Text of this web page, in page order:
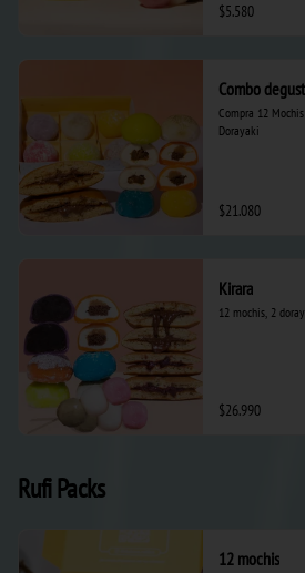
$5.580
Combo
Compra 12
Dorayaki
$21.080
Kirara
12 mochis, 2
$26.990
Rufi Packs
12 mochis